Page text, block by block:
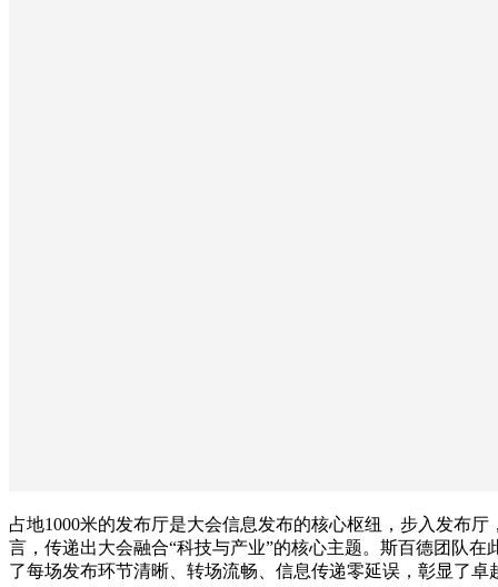
占地1000米的发布厅是大会信息发布的核心枢纽，步入发布
言，传递出大会融合“科技与产业”的核心主题。斯百德团队
了每场发布环节清晰、转场流畅、信息传递零延误，彰显了卓